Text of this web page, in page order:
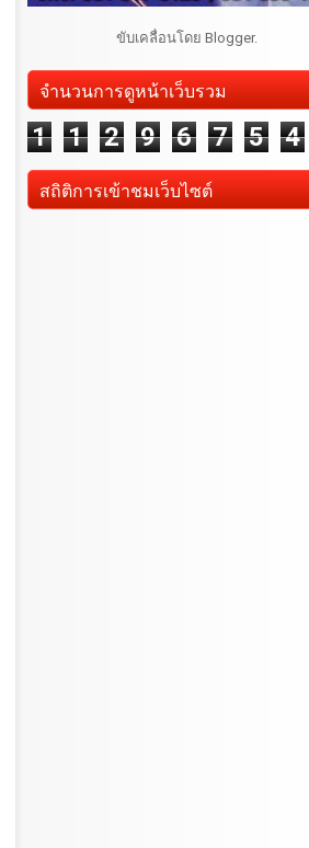
ขับเคลื่อนโดย Blogger.
จำนวนการดูหน้าเว็บรวม
1 1 2 9 6 7 5 4
สถิติการเข้าชมเว็บไซต์